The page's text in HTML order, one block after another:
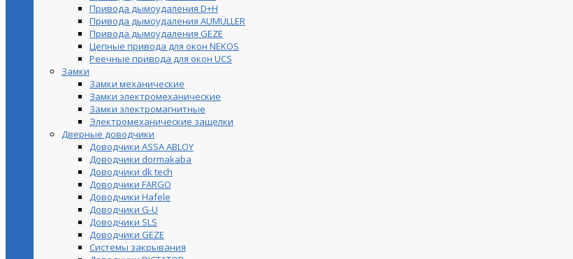
Привода дымоудаления D+H
Привода дымоудаления AUMÜLLER
Привода дымоудаления GEZE
Цепные привода для окон NEKOS
Реечные привода для окон UСS
Замки
Замки механические
Замки электромеханические
Замки электромагнитные
Электромеханические защелки
Дверные доводчики
Доводчики ASSA ABLOY
Доводчики dormakaba
Доводчики dk tech
Доводчики FARGO
Доводчики Hafele
Доводчики G-U
Доводчики SLS
Доводчики GEZE
Cистемы закрывания